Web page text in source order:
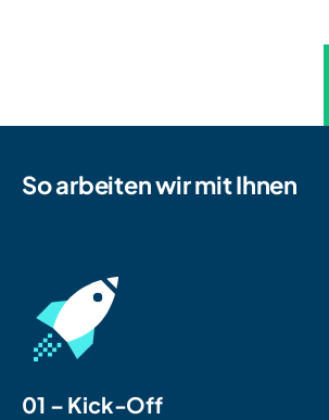
So arbeiten wir mit Ihnen
01 – Kick-Off